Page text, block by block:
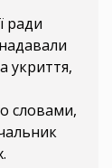
ради
укриття,
словами,